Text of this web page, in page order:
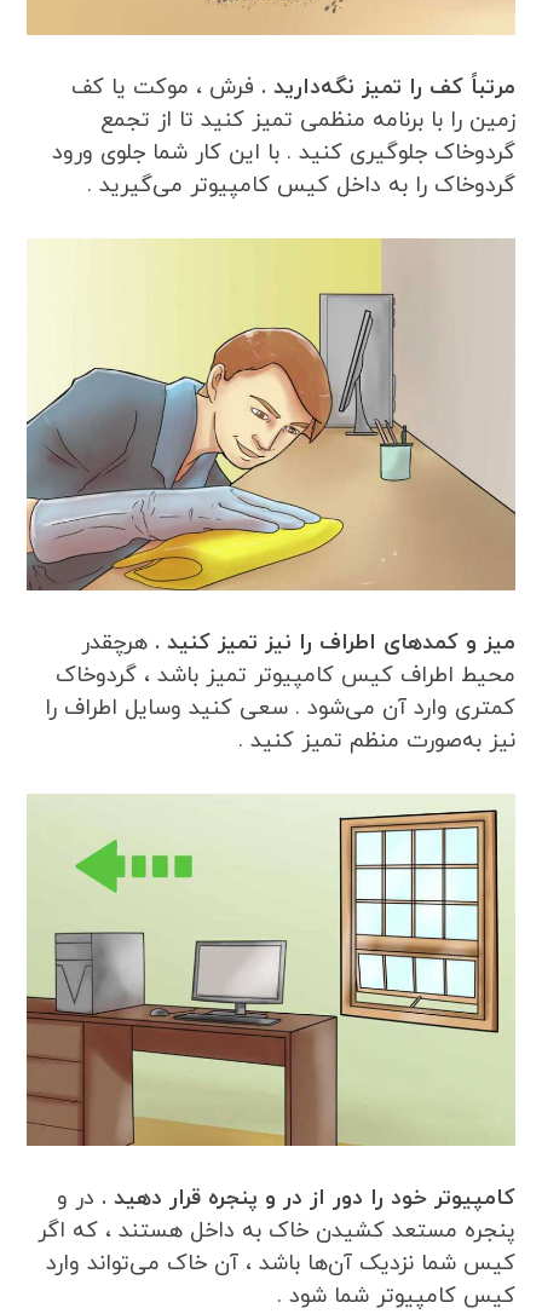
مرتباً کف را تمیز نگه‌دارید . فرش ، موکت یا کف
زمین را با برنامه منظمی تمیز کنید تا از تجمع
گردوخاک جلوگیری کنید . با این کار شما جلوی ورود
گردوخاک را به داخل کیس کامپیوتر می‌گیرید .
میز و کمدهای اطراف را نیز تمیز کنید . هرچقدر
محیط اطراف کیس کامپیوتر تمیز باشد ، گردوخاک
کمتری وارد آن می‌شود . سعی کنید وسایل اطراف را
نیز به‌صورت منظم تمیز کنید .
کامپیوتر خود را دور از در و پنجره قرار دهید . در و
پنجره مستعد کشیدن خاک به داخل هستند ، که اگر
کیس شما نزدیک آن‌ها باشد ، آن خاک می‌تواند وارد
کیس کامپیوتر شما شود .